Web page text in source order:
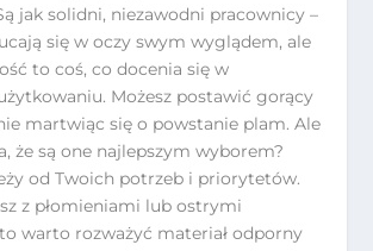
jak solidni, niezawodni pracownicy –
się w oczy swym wyglądem, ale
to coś, co docenia się w
Możesz postawić gorący
martwiąc się o powstanie plam. Ale
że są one najlepszym wyborem?
od Twoich potrzeb i priorytetów.
z płomieniami lub ostrymi
warto rozważyć materiał odporny